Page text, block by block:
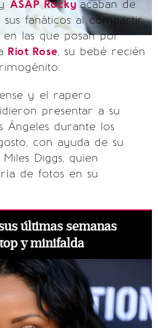
ASAP Rocky acaban de
fanáticos al compartir
las que posan por
Riot Rose, su bebé recién
y el rapero
presentar a su
Ángeles durante los
con ayuda de su
Diggs, quien
de fotos en su
últimas semanas
y minifalda